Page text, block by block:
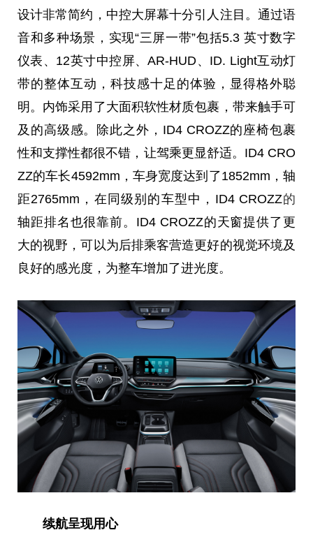
设计非常简约，中控大屏幕十分引人注目。通过语
音和多种场景，实现“三屏一带”包括5.3 英寸数字
仪表、12英寸中控屏、AR-HUD、ID. Light互动灯
带的整体互动，科技感十足的体验，显得格外聪
明。内饰采用了大面积软性材质包裹，带来触手可
及的高级感。除此之外，ID4 CROZZ的座椅包裹
性和支撑性都很不错，让驾乘更显舒适。ID4 CRO
ZZ的车长4592mm，车身宽度达到了1852mm，轴
距2765mm，在同级别的车型中，ID4 CROZZ的
轴距排名也很靠前。ID4 CROZZ的天窗提供了更
大的视野，可以为后排乘客营造更好的视觉环境及
良好的感光度，为整车增加了进光度。
续航呈现用心